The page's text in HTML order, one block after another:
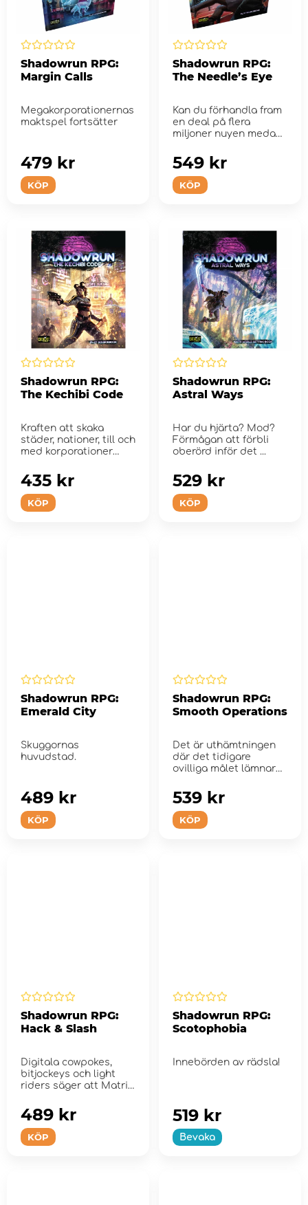
Shadowrun RPG:
Margin Calls
Megakorporationernas
maktspel fortsätter
KÖP
479 kr
Shadowrun RPG:
The Needle’s Eye
Kan du förhandla fram
en deal på flera
miljoner nuyen medan
KÖP
549 kr
Shadowrun RPG:
The Kechibi Code
Kraften att skaka
städer, nationer, till och
med korporationer
KÖP
435 kr
Shadowrun RPG:
Astral Ways
Har du hjärta? Mod?
Förmågan att förbli
oberörd inför det ...
KÖP
529 kr
Shadowrun RPG:
Emerald City
Skuggornas
huvudstad.
KÖP
489 kr
Shadowrun RPG:
Smooth Operations
Det är uthämtningen
där det tidigare
ovilliga målet lämnar
KÖP
539 kr
Shadowrun RPG:
Hack & Slash
Digitala cowpokes,
bitjockeys och light
riders säger att Matrix
KÖP
489 kr
Shadowrun RPG:
Scotophobia
Innebörden av rädsla!
Bevaka
519 kr